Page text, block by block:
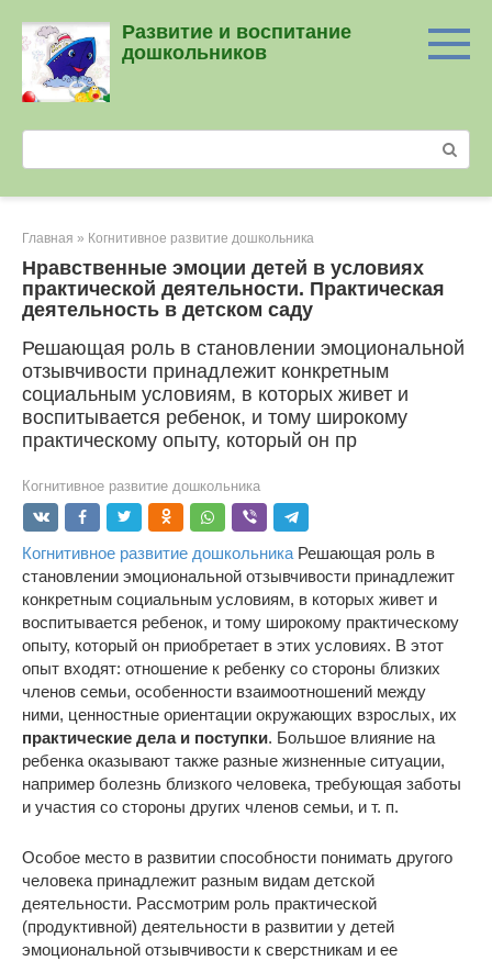
контенту
Развитие и воспитание
дошкольников
Главная » Когнитивное развитие дошкольника
Нравственные эмоции детей в условиях
практической деятельности. Практическая
деятельность в детском саду
Решающая роль в становлении эмоциональной
отзывчивости принадлежит конкретным
социальным условиям, в которых живет и
воспитывается ребенок, и тому широкому
практическому опыту, который он пр
Когнитивное развитие дошкольника
Когнитивное развитие дошкольника Решающая роль в
становлении эмоциональной отзывчивости принадлежит
конкретным социальным условиям, в которых живет и
воспитывается ребенок, и тому широкому практическому
опыту, который он приобретает в этих условиях. В этот
опыт входят: отношение к ребенку со стороны близких
членов семьи, особенности взаимоотношений между
ними, ценностные ориентации окружающих взрослых, их
практические дела и поступки. Большое влияние на
ребенка оказывают также разные жизненные ситуации,
например болезнь близкого человека, требующая заботы
и участия со стороны других членов семьи, и т. п.
Особое место в развитии способности понимать другого
человека принадлежит разным видам детской
деятельности. Рассмотрим роль практической
(продуктивной) деятельности в развитии у детей
эмоциональной отзывчивости к сверстникам и ее